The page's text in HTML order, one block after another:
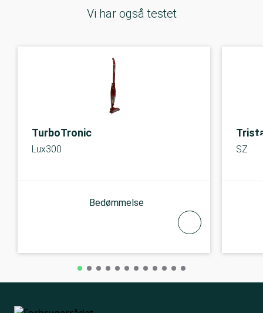
Vi har også testet
TurboTronic
Lux300
Bedømmelse
SZ-